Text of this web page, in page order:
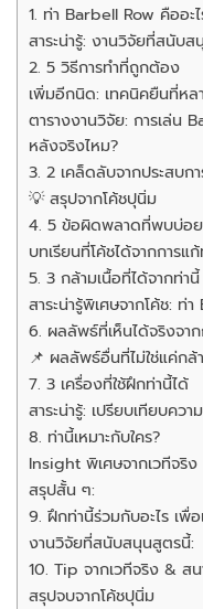
1. ท่า Barbell Row คืออะ
สาระน่ารู้: งานวิจัยที่สนับ
2. 5 วิธีการทำที่ถูกต้อง
เพิ่มอีกนิด: เทคนิคยืนที่ห
ตารางงานวิจัย: การเล่น
หลังจริงไหม?
3. 2 เคล็ดลับจากประสบก
💡 สรุปจากโค้ชปุนิ่ม
4. 5 ข้อผิดพลาดที่พบบ่อย
บทเรียนที่โค้ชได้จากการแ
5. 3 กล้ามเนื้อที่ได้จากท่านี้
สาระน่ารู้พิเศษจากโค้ช:
6. ผลลัพธ์ที่เห็นได้จริงจา
📌 ผลลัพธ์อื่นที่ไม่ใช่แค่กล้
7. 3 เครื่องที่ใช้ฝึกท่านี้ได้
สาระน่ารู้: เปรียบเทียบคว
8. ท่านี้เหมาะกับใคร?
Insight พิเศษจากเวทีจริง
สรุปสั้น ๆ:
9. ฝึกท่านี้ร่วมกับอะไร เพื่
งานวิจัยที่สนับสนุนสูตรนี้:
10. Tip จากเวทีจริง & ส
สรุปจบจากโค้ชปุนิ่ม